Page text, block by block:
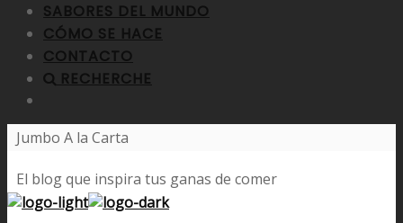
SABORES DEL MUNDO
CÓMO SE HACE
CONTACTO
RECHERCHE
Jumbo A la Carta
El blog que inspira tus ganas de comer